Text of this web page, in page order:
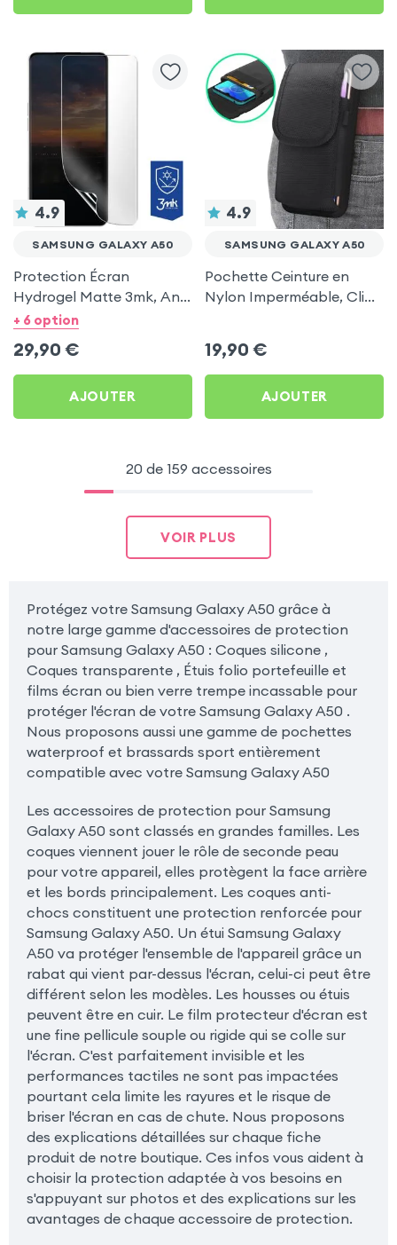
4.9
SAMSUNG GALAXY A50
Protection Écran
Hydrogel Matte 3mk, Anti
Reflets pour Samsung
+ 6 option
29,90 €
AJOUTER
4.9
SAMSUNG GALAXY A50
Pochette Ceinture en
Nylon Imperméable, Clip
19,90 €
AJOUTER
20 de 159 accessoires
VOIR PLUS
Protégez votre Samsung Galaxy A50 grâce à
notre large gamme d'accessoires de protection
pour Samsung Galaxy A50 : Coques silicone ,
Coques transparente , Étuis folio portefeuille et
films écran ou bien verre trempe incassable pour
protéger l'écran de votre Samsung Galaxy A50 .
Nous proposons aussi une gamme de pochettes
waterproof et brassards sport entièrement
compatible avec votre Samsung Galaxy A50
Les accessoires de protection pour Samsung
Galaxy A50 sont classés en grandes familles. Les
coques viennent jouer le rôle de seconde peau
pour votre appareil, elles protègent la face arrière
et les bords principalement. Les coques anti-
chocs constituent une protection renforcée pour
Samsung Galaxy A50. Un étui Samsung Galaxy
A50 va protéger l'ensemble de l'appareil grâce un
rabat qui vient par-dessus l'écran, celui-ci peut être
différent selon les modèles. Les housses ou étuis
peuvent être en cuir. Le film protecteur d'écran est
une fine pellicule souple ou rigide qui se colle sur
l'écran. C'est parfaitement invisible et les
performances tactiles ne sont pas impactées
pourtant cela limite les rayures et le risque de
briser l'écran en cas de chute. Nous proposons
des explications détaillées sur chaque fiche
produit de notre boutique. Ces infos vous aident à
choisir la protection adaptée à vos besoins en
s'appuyant sur photos et des explications sur les
avantages de chaque accessoire de protection.